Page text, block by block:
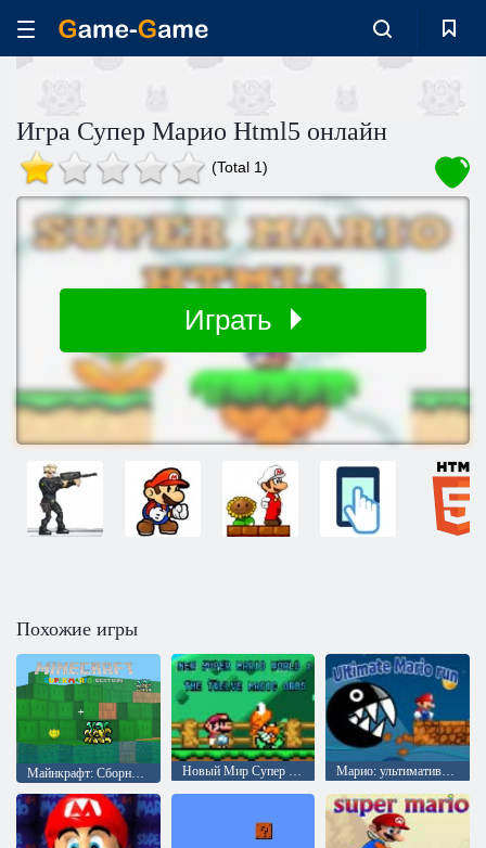
Игра Супер Марио Html5 онлайн
(Total 1)
Играть
Похожие игры
Майнкрафт: Сборник Супер Марио Новый Мир Супер Марио 1 Двенадцать Магических Сфер Марио: ультимативный пробег